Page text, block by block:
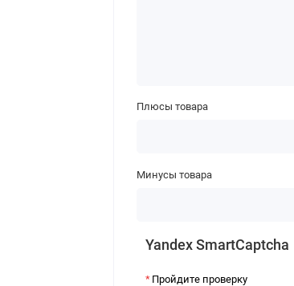
Плюсы товара
Минусы товара
Yandex SmartCaptcha
Пройдите проверку